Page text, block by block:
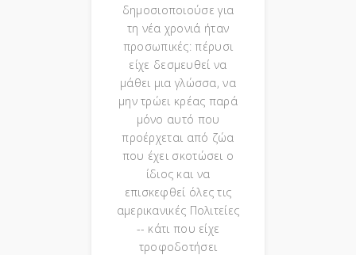
δημοσιοποιούσε για
τη νέα χρονιά ήταν
προσωπικές: πέρυσι
είχε δεσμευθεί να
μάθει μια γλώσσα, να
μην τρώει κρέας παρά
μόνο αυτό που
προέρχεται από ζώα
που έχει σκοτώσει ο
ίδιος και να
επισκεφθεί όλες τις
αμερικανικές Πολιτείες
-- κάτι που είχε
τροφοδοτήσει